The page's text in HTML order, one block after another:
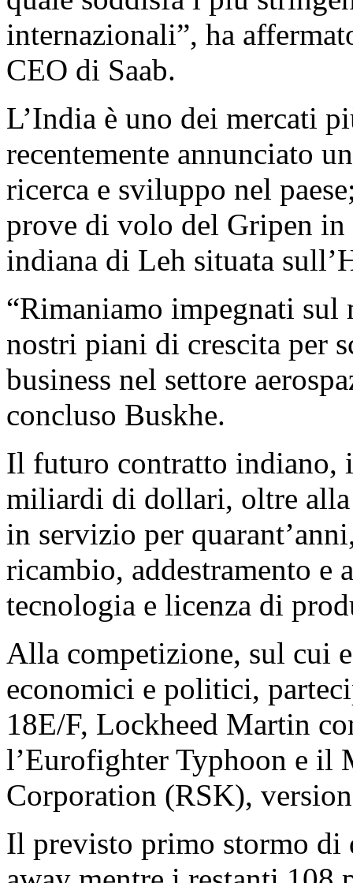
internazionali”, ha
CEO di Saab.
L’India è uno dei mercati
recentemente annunciato
ricerca e sviluppo nel
prove di volo del Gripen
indiana di Leh situata
“Rimaniamo impegnati
nostri piani di crescita per
business nel settore
concluso Buskhe.
Il futuro contratto indiano,
miliardi di dollari, oltre alla
in servizio per
ricambio, addestramento e
tecnologia e licenza di
Alla competizione, sul cui
economici e politici,
18E/F, Lockheed Martin
l’Eurofighter Typhoon e il
Corporation (RSK),
Il previsto primo stormo